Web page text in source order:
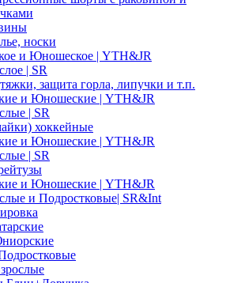
носки
и Юношеское | YTH&JR
| SR
защита горла, липучки и т.п.
и Юношеские | YTH&JR
| SR
хоккейные
и Юношеские | YTH&JR
| SR
и Юношеские | YTH&JR
и Подростковые| SR&Int